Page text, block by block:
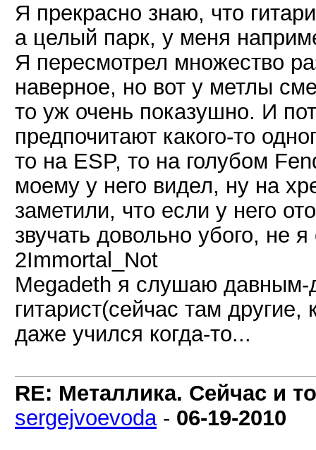
Я прекрасно знаю, что
а целый парк, у меня
Я пересмотрел множество
наверное, но вот у метлы
то уж очень показушно. И
предпочитают какого-то
то на ESP, то на голубом
моему у него видел, ну на
заметили, что если у него
звучать довольно убого, не
2Immortal_Not
Megadeth я слушаю давным-
гитарист(сейчас там
даже учился когда-то...
RE: Металлика. Сейчас и
sergejvoevoda- 06-19-2010